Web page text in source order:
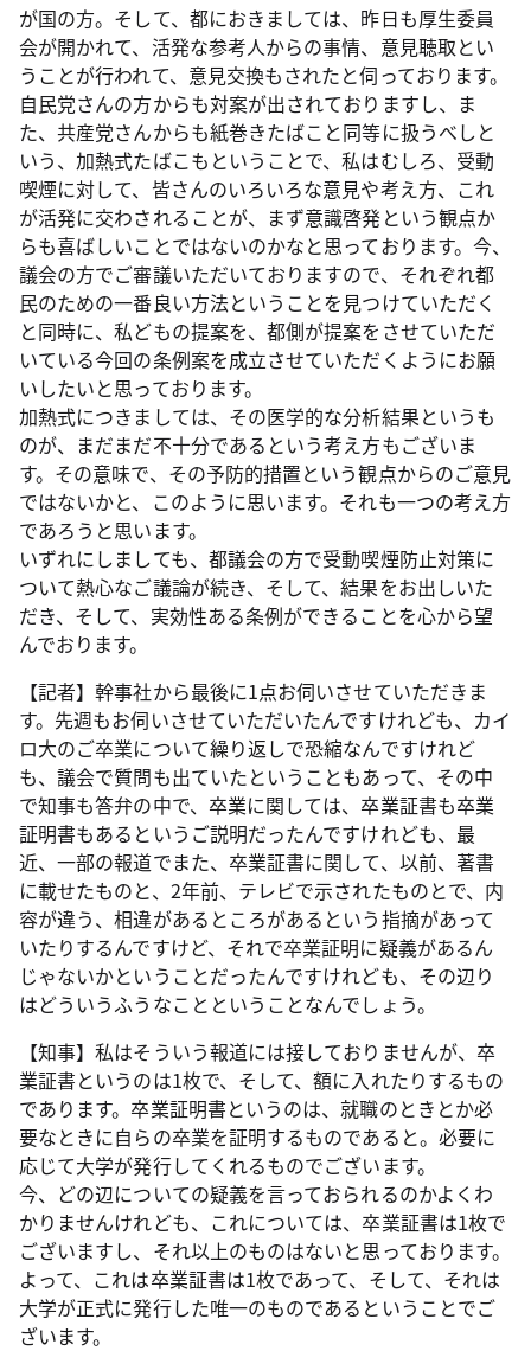
が国の方。そして、都におきましては、昨日も厚生委員
会が開かれて、活発な参考人からの事情、意見聴取とい
うことが行われて、意見交換もされたと伺っております。
自民党さんの方からも対案が出されておりますし、ま
た、共産党さんからも紙巻きたばこと同等に扱うべしと
いう、加熱式たばこもということで、私はむしろ、受動
喫煙に対して、皆さんのいろいろな意見や考え方、これ
が活発に交わされることが、まず意識啓発という観点か
らも喜ばしいことではないのかなと思っております。今、
議会の方でご審議いただいておりますので、それぞれ都
民のための一番良い方法ということを見つけていただく
と同時に、私どもの提案を、都側が提案をさせていただ
いている今回の条例案を成立させていただくようにお願
いしたいと思っております。
加熱式につきましては、その医学的な分析結果というも
のが、まだまだ不十分であるという考え方もございま
す。その意味で、その予防的措置という観点からのご意見
ではないかと、このように思います。それも一つの考え方
であろうと思います。
いずれにしましても、都議会の方で受動喫煙防止対策に
ついて熱心なご議論が続き、そして、結果をお出しいた
だき、そして、実効性ある条例ができることを心から望
んでおります。
【記者】幹事社から最後に1点お伺いさせていただきま
す。先週もお伺いさせていただいたんですけれども、カイ
ロ大のご卒業について繰り返しで恐縮なんですけれど
も、議会で質問も出ていたということもあって、その中
で知事も答弁の中で、卒業に関しては、卒業証書も卒業
証明書もあるというご説明だったんですけれども、最
近、一部の報道でまた、卒業証書に関して、以前、著書
に載せたものと、2年前、テレビで示されたものとで、内
容が違う、相違があるところがあるという指摘があって
いたりするんですけど、それで卒業証明に疑義があるん
じゃないかということだったんですけれども、その辺り
はどういうふうなことということなんでしょう。
【知事】私はそういう報道には接しておりませんが、卒
業証書というのは1枚で、そして、額に入れたりするもの
であります。卒業証明書というのは、就職のときとか必
要なときに自らの卒業を証明するものであると。必要に
応じて大学が発行してくれるものでございます。
今、どの辺についての疑義を言っておられるのかよくわ
かりませんけれども、これについては、卒業証書は1枚で
ございますし、それ以上のものはないと思っております。
よって、これは卒業証書は1枚であって、そして、それは
大学が正式に発行した唯一のものであるということでご
ざいます。